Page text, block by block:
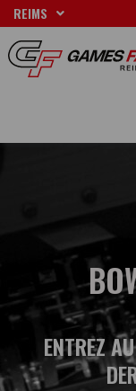
Aller
au
contenu
REIMS
ENTREZ